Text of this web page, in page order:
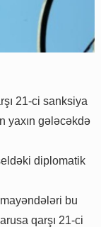
21-ci sanksiya
yaxın gələcəkdə
diplomatik
bu
qarşı 21-ci